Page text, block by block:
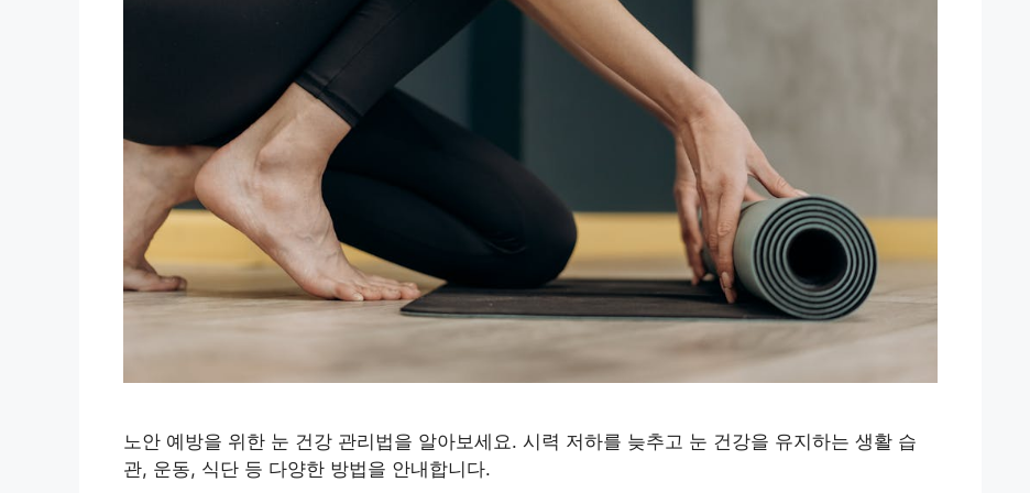
노안 예방을 위한 눈 건강 관리법을 알아보세요. 시력 저하를 늦추고 눈 건강을 유지하는 생활 습
관, 운동, 식단 등 다양한 방법을 안내합니다.